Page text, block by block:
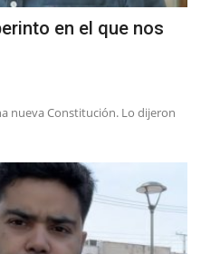
en el que nos
nueva Constitución. Lo dijeron